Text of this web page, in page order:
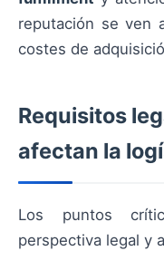
reputación se ven
costes de
Requisitos
afectan la
Los puntos
perspectiva legal y